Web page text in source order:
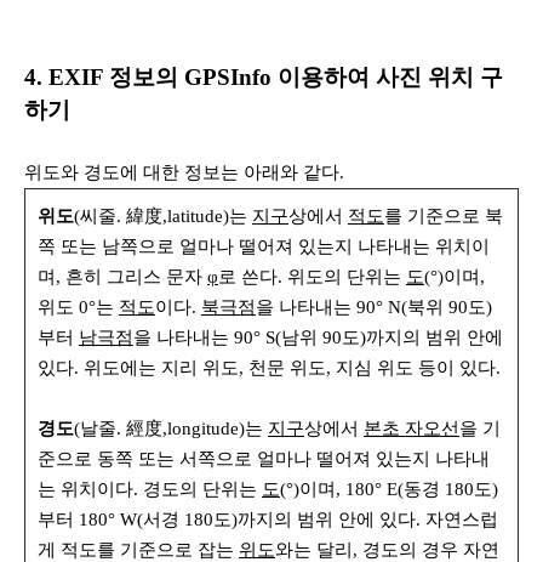
4. EXIF 정보의 GPSInfo 이용하여 사진 위치 구
하기
위도와 경도에 대한 정보는 아래와 같다.
위도(씨줄. 緯度,latitude)는 지구상에서 적도를 기준으로 북
쪽 또는 남쪽으로 얼마나 떨어져 있는지 나타내는 위치이
며, 흔히 그리스 문자 φ로 쓴다. 위도의 단위는 도(°)이며,
위도 0°는 적도이다. 북극점을 나타내는 90° N(북위 90도)
부터 남극점을 나타내는 90° S(남위 90도)까지의 범위 안에
있다. 위도에는 지리 위도, 천문 위도, 지심 위도 등이 있다.
경도(날줄. 經度,longitude)는 지구상에서 본초 자오선 을 기
준으로 동쪽 또는 서쪽으로 얼마나 떨어져 있는지 나타내
는 위치이다. 경도의 단위는 도(°)이며, 180° E(동경 180도)
부터 180° W(서경 180도)까지의 범위 안에 있다. 자연스럽
게 적도를 기준으로 잡는 위도와는 달리, 경도의 경우 자연